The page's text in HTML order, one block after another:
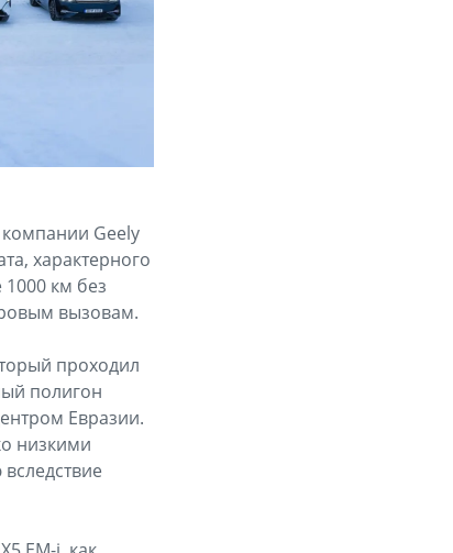
Geely
характерного
км без
вызовам.
проходил
полигон
Евразии.
низкими